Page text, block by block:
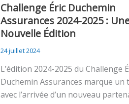
Challenge Éric Duchemin
Assurances 2024-2025 :
Nouvelle Édition
24 juillet 2024
L’édition 2024-2025 du Challenge
Duchemin Assurances marque
avec l’arrivée d’un nouveau